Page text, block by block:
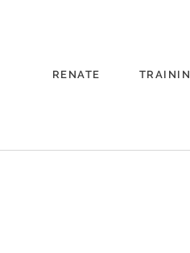
RENATE